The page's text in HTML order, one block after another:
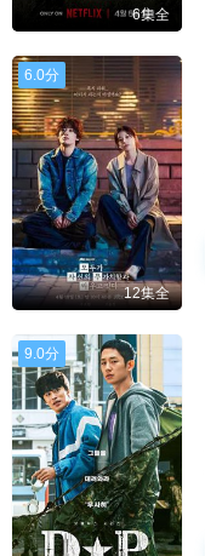
6集全
6.0分
12集全
9.0分